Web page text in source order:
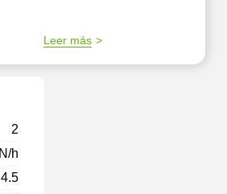
Leer más
2
h
4.5